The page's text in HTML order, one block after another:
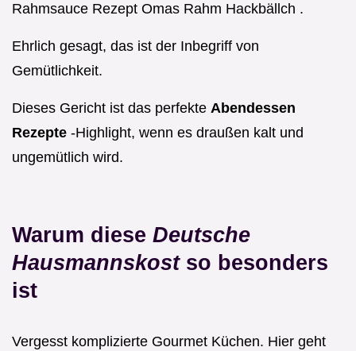
Rahmsauce Rezept Omas Rahm Hackbällch .
Ehrlich gesagt, das ist der Inbegriff von
Gemütlichkeit.
Dieses Gericht ist das perfekte Abendessen
Rezepte -Highlight, wenn es draußen kalt und
ungemütlich wird.
Warum diese Deutsche
Hausmannskost so besonders
ist
Vergesst komplizierte Gourmet Küchen. Hier geht